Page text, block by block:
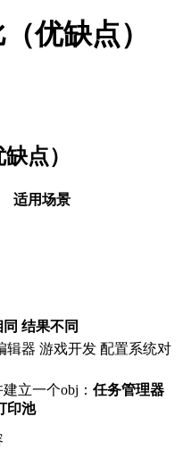
优缺点）
点）
适用场景
结果不同
辑器 游戏开发 配置系统对
立一个obj： 任务管理器
印池